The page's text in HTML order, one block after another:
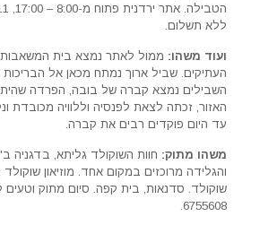
ללא תשלום.
ועוד משהו: ממול לאתר נמצא בית המשאבות,
העתיקים. שביל ארוך נמתח מכאן אל
השבילים נמצא קברה של בובה, הפרדה
האזור, זכתה לצאת לפנסיה וללוויה מכובדת
עד היום פוקדים רבים את קברה.
משהו מתוק: חוות השוקולד גליתא, בדגניה
והגלידה מרוכזים במקום אחד. מוזיאון
6755608.